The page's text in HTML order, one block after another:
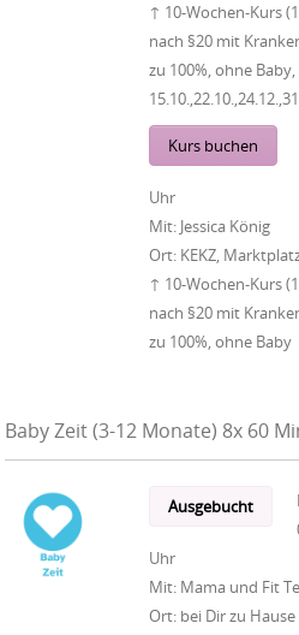
↑ 10-Wochen-Kurs
nach §20 mit
zu 100%, ohne
Kurs buchen
Uhr
Mit: Jessica König
Ort: KEKZ,
↑ 10-Wochen-Kurs
nach §20 mit
zu 100%, ohne Baby
Baby Zeit (3-12 Monate) 8x 60
Ausgebucht
Uhr
Mit: Mama und Fit
Ort: bei Dir zu Hause